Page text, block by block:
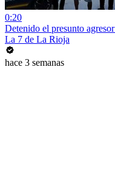
0:20
Detenido el presunto
La 7 de La Rioja
hace 3 semanas